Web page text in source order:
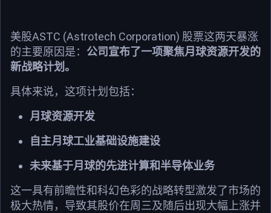
美股ASTC (Astrotech Corporation) 股票这两天暴涨
的主要原因是： 公司宣布了一项聚焦月球资源开发的
新战略计划。
具体来说，这项计划包括：
月球资源开发
自主月球工业基础设施建设
未来基于月球的先进计算和半导体业务
这一具有前瞻性和科幻色彩的战略转型激发了市场的
极大热情，导致其股价在周三及随后出现大幅上涨并